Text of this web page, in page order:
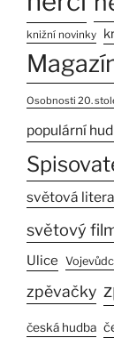
knižní novinky
Osobnosti 20.
populární
světová
světový
Ulice
zpěvačky
česká hudba